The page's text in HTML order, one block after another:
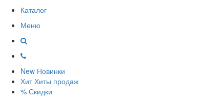
Каталог
Меню
New Новинки
Хит Хиты продаж
% Скидки